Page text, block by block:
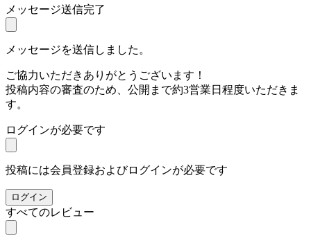
メッセージ送信完了
メッセージを送信しました。
ご協力いただきありがとうございます！
投稿内容の審査のため、公開まで約3営業日程度いただきま
す。
ログインが必要です
投稿には会員登録およびログインが必要です
ログイン
すべてのレビュー